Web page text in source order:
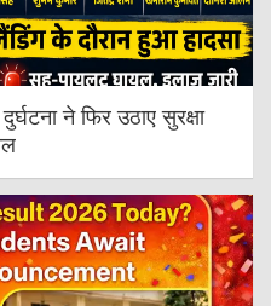
ने फिर उठाए सुरक्षा